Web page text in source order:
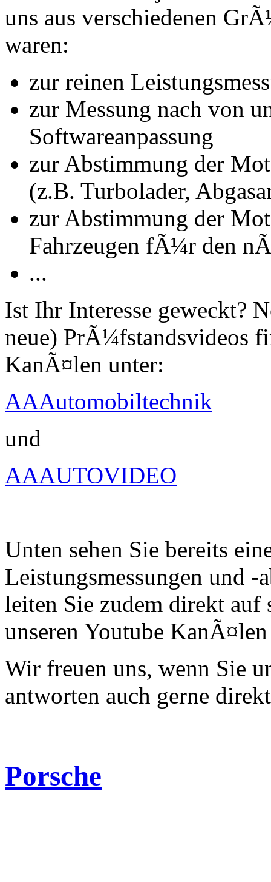
uns aus verschiedenen
waren:
zur reinen
zur Messung nach von
Softwareanpassung
zur Abstimmung der
(z.B. Turbolader,
zur Abstimmung der
Fahrzeugen fÃ¼r den
...
Ist Ihr Interesse geweckt?
neue) PrÃ¼fstandsvideos
KanÃ¤len unter:
AAAutomobiltechnik
und
AAAUTOVIDEO
Unten sehen Sie bereits
Leistungsmessungen und -
leiten Sie zudem direkt auf
unseren Youtube
Wir freuen uns, wenn Sie
antworten auch gerne
Porsche